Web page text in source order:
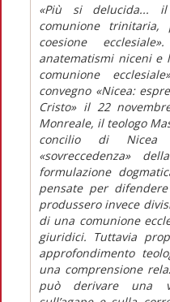
«Più si delucida... il
comunione
coesione
anatematismi niceni e
comunione
convegno «Nicea:
Cristo» il 22
Monreale, il teologo
concilio di
«sovreccedenza»
formulazione
pensate per difendere
produssero invece
di una comunione
giuridici. Tuttavia
approfondimento
una comprensione
può derivare una